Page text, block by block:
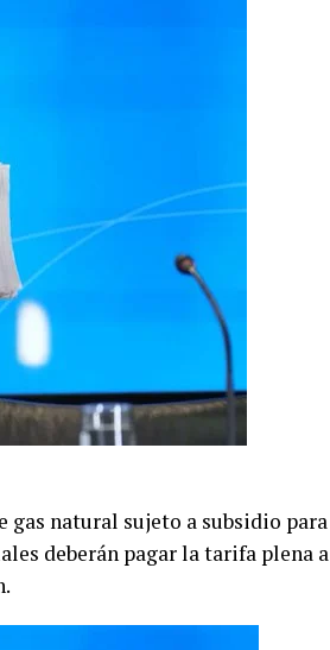
gas natural sujeto a subsidio para
deberán pagar la tarifa plena a